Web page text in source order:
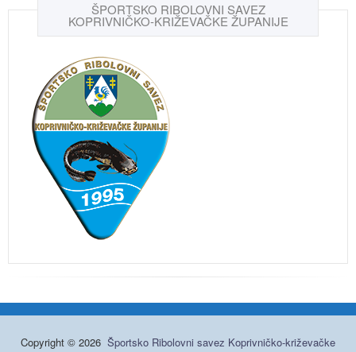
ŠPORTSKO RIBOLOVNI SAVEZ
KOPRIVNIČKO-KRIŽEVAČKE ŽUPANIJE
Copyright © 2026 Športsko Ribolovni savez Koprivničko-križevačke